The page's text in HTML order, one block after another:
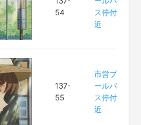
54
ス停付
近
137-
55
市営プ
ールバ
ス停付
近